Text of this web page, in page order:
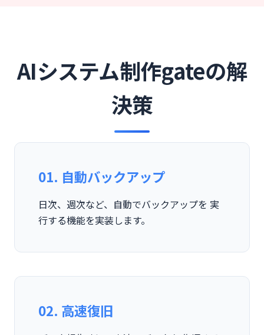
AIシステム制作gateの解
決策
01. 自動バックアップ
日次、週次など、自動でバックアップを 実
行する機能を実装します。
02. 高速復旧